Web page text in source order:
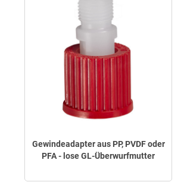
Gewindeadapter aus PP, PVDF oder
PFA - lose GL-Überwurfmutter